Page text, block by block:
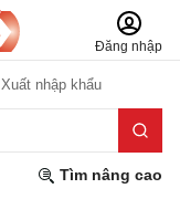
Đăng nhập
Xuất nhập khẩu
Tìm nâng cao